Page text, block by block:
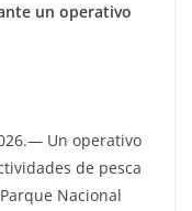
un operativo
Un operativo
de pesca
Nacional